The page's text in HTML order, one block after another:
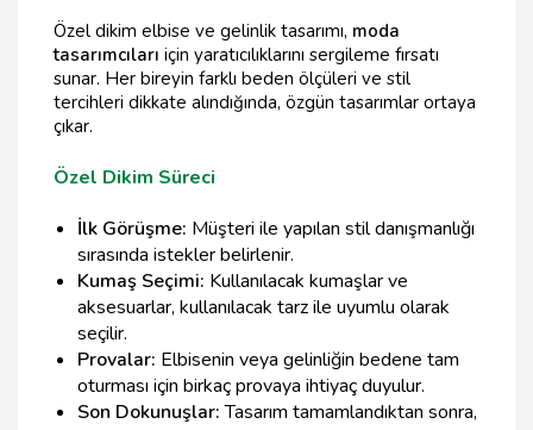
Özel dikim elbise ve gelinlik tasarımı, moda
tasarımcıları için yaratıcılıklarını sergileme fırsatı
sunar. Her bireyin farklı beden ölçüleri ve stil
tercihleri dikkate alındığında, özgün tasarımlar ortaya
çıkar.
Özel Dikim Süreci
İlk Görüşme: Müşteri ile yapılan stil danışmanlığı
sırasında istekler belirlenir.
Kumaş Seçimi: Kullanılacak kumaşlar ve
aksesuarlar, kullanılacak tarz ile uyumlu olarak
seçilir.
Provalar: Elbisenin veya gelinliğin bedene tam
oturması için birkaç provaya ihtiyaç duyulur.
Son Dokunuşlar:Tasarım tamamlandıktan sonra,